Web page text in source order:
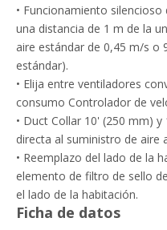
• Funcionamiento
una distancia de 1 m de la
aire estándar de 0,45 m/s o
estándar).
• Elija entre ventiladores
consumo Controlador de
• Duct Collar 10' (250 mm)
directa al suministro de aire
• Reemplazo del lado de la
elemento de filtro de sello
el lado de la habitación.
Ficha de datos